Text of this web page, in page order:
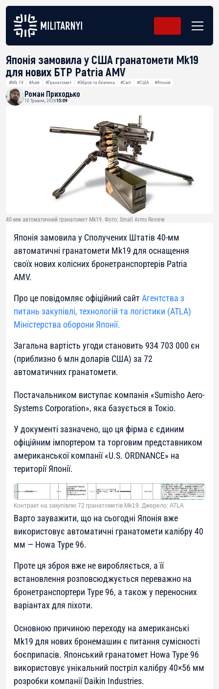
Японія замовила у США гранатомети Mk19
для нових БТР Patria AMV
#Mk 19 #Азія #Гранатомет #Зброя та безпека #Світ #США #Японія
Роман Приходько
10 Травня, 202615:09
40-мм автоматичний гранатомет Mk19. Фото: Small Arms Review
Японія замовила у Сполучених Штатів 40-мм
автоматичні гранатомети Mk19 для оснащення
своїх нових колісних бронетранспортерів Patria
AMV.
Про це повідомляє офіційний сайтАгентства з
питань закупівлі, технологій та логістики (ATLA)
Міністерства оборони Японії.
Загальна вартість угоди становить 934 703 000 єн
(приблизно 6 млн доларів США) за 72
автоматичних гранатомети.
Постачальником виступає компанія «Sumisho Aero-
Systems Corporation», яка базується в Токіо.
У документі зазначено, що ця фірма є єдиним
офіційним імпортером та торговим представником
американської компанії «U.S. ORDNANCE» на
території Японії.
Контракт на закупівлю 72 гранатометів Mk19. Джерело: ATLA
Варто зауважити, що на сьогодні Японія вже
використовує автоматичні гранатомети калібру 40
мм — Howa Type 96.
Проте ця зброя вже не виробляється, а її
встановлення розповсюджується переважно на
бронетранспортери Type 96, а також у переносних
варіантах для піхоти.
Основною причиною переходу на американські
Mk19 для нових бронемашин є питання сумісності
боєприпасів. Японський гранатомет Howa Type 96
використовує унікальний постріл калібру 40×56 мм
розробки компанії Daikin Industries.